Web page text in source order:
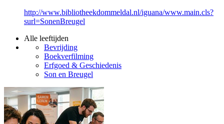
http://www.bibliotheekdommeldal.nl/iguana/www.main.cls?
surl=SonenBreugel
Alle leeftijden
Bevrijding
Boekverfilming
Erfgoed & Geschiedenis
Son en Breugel